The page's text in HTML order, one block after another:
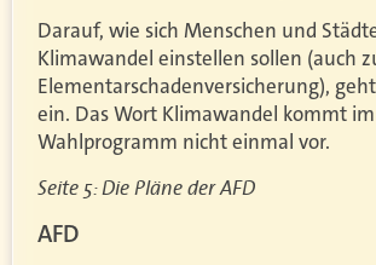
Darauf, wie sich Menschen und
Klimawandel einstellen sollen (auch
Elementarschadenversicherung),
ein. Das Wort Klimawandel kommt im
Wahlprogramm nicht einmal vor.
Seite 5: Die Pläne der AFD
AFD